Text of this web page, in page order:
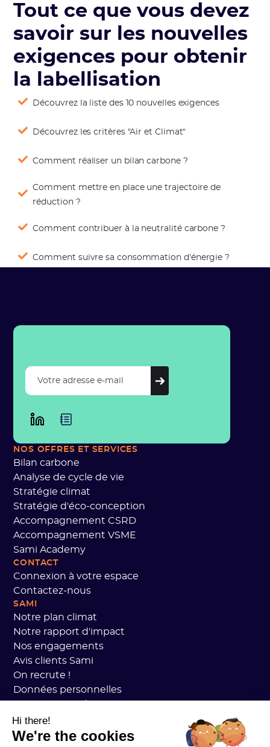
Tout ce que vous devez
savoir sur les nouvelles
exigences pour obtenir
la labellisation
Découvrez la liste des 10 nouvelles exigences
Découvrez les critères "Air et Climat"
Comment réaliser un bilan carbone ?
Comment mettre en place une trajectoire de
réduction ?
Comment contribuer à la neutralité carbone ?
Comment suivre sa consommation d'énergie ?
NOS OFFRES ET SERVICES
Bilan carbone
Analyse de cycle de vie
Stratégie climat
Stratégie d'éco-conception
Accompagnement CSRD
Accompagnement VSME
Sami Academy
CONTACT
Connexion à votre espace
Contactez-nous
SAMI
Notre plan climat
Notre rapport d'impact
Nos engagements
Avis clients Sami
On recrute !
Données personnelles
Sécurité
État des services
Hi there!
We're the cookies